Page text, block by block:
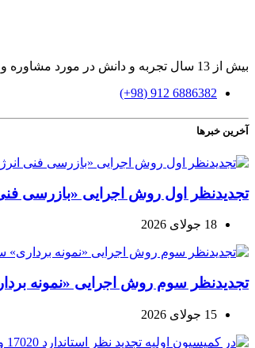
بیش از 13 سال تجربه و دانش در مورد مشاوره و استقرار سیستم مدیریت بازرسی و آموزش، ممیزی و ارزیابی براساس استاندارد ایزو 17020
6886382 912 (98+)
آخرین خبرها
تجدیدنظر اول روش اجرایی «بازرسی
18 جولای 2026
تجدیدنظر سوم روش اجرایی «نمونه
15 جولای 2026